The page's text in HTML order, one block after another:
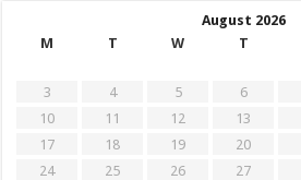
August 2026
M
T W T
3
4 5 6
10
11 12 13
17
18 19 20
24
25 26 27